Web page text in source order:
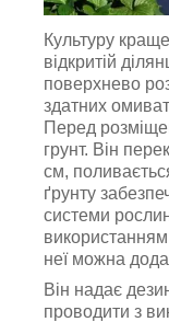
Культуру
відкритій
поверхнево
здатних
Перед
грунт. Він
см,
ґрунту
системи
використанням
неї можна
Він надає
проводити з